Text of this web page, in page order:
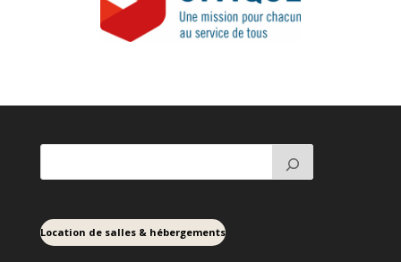
Location de salles & hébergements